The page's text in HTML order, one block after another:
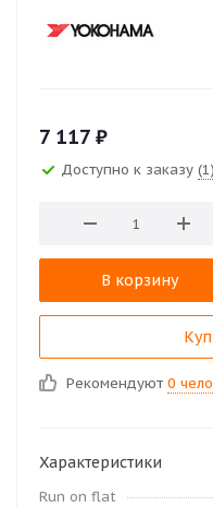
7 117 ₽
Доступно к заказу (1)
В корзину
Рекомендуют 0
Характеристики
Run on flat